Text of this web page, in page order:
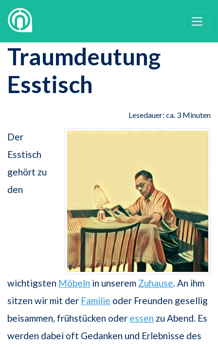
Traumdeutung
Esstisch
Lesedauer: ca. 3 Minuten
Der
Esstisch
gehört zu
den
wichtigsten Möbeln in unserem Zuhause. An ihm
sitzen wir mit der Familie oder Freunden gesellig
beisammen, frühstücken oder essen zu Abend. Es
werden dabei oft Gedanken und Erlebnisse des